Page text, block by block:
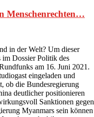
Menschenrechten…
in der Welt? Um dieser
im Dossier Politik des
am 16. Juni 2021.
eingeladen und
ob die Bundesregierung
deutlicher positionieren
Sanktionen gegen
Myanmars sein können